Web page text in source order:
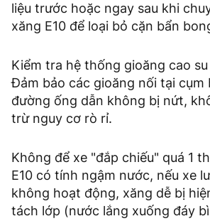
liệu trước hoặc ngay sau khi
xăng E10 để loại bỏ cặn bẩn
Kiểm tra hệ thống gioăng cao
Đảm bảo các gioăng nối tại cụm
đường ống dẫn không bị nứt,
trừ nguy cơ rò rỉ.
Không để xe "đắp chiếu" quá 1
E10 có tính ngậm nước, nếu xe
không hoạt động, xăng dễ bị
tách lớp (nước lắng xuống đáy